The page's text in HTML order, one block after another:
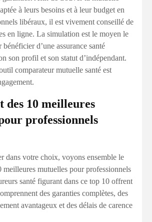
à leurs besoins et à leur budget en
libéraux, il est vivement conseillé de
en ligne. La simulation est le moyen le
d’une assurance santé
son profil et son statut d’indépendant.
comparateur mutuelle santé est
des 10 meilleures
professionnels
dans votre choix, voyons ensemble le
meilleures mutuelles pour professionnels
santé figurant dans ce top 10 offrent
des garanties complètes, des
avantageux et des délais de carence